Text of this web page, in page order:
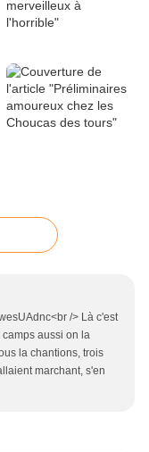
/> Là c'est
aussi on la
la chantions, trois
marchant, s'en